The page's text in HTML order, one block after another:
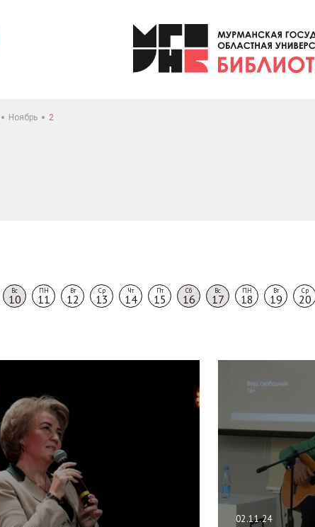
Ноябрь 2
Вс
10
ПН
11
Вт
12
Ср
13
Чт
14
Пт
15
Сб
16
Вс
17
ПН
18
Вт
19
Ср
20
02.11.24